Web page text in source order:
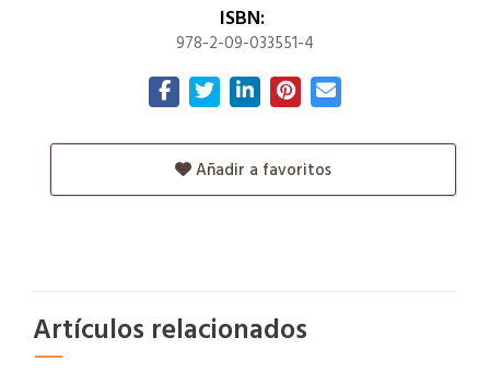
ISBN:
978-2-09-033551-4
Añadir a favoritos
Artículos relacionados